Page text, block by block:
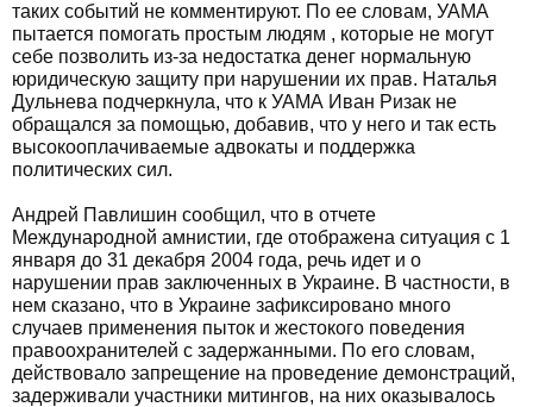
таких событий не комментируют. По ее словам, УАМА
пытается помогать простым людям , которые не могут
себе позволить из-за недостатка денег нормальную
юридическую защиту при нарушении их прав. Наталья
Дульнева подчеркнула, что к УАМА Иван Ризак не
обращался за помощью, добавив, что у него и так есть
высокооплачиваемые адвокаты и поддержка
политических сил.
Андрей Павлишин сообщил, что в отчете
Международной амнистии, где отображена ситуация с 1
января до 31 декабря 2004 года, речь идет и о
нарушении прав заключенных в Украине. В частности, в
нем сказано, что в Украине зафиксировано много
случаев применения пыток и жестокого поведения
правоохранителей с задержанными. По его словам,
действовало запрещение на проведение демонстраций,
задерживали участники митингов, на них оказывалось